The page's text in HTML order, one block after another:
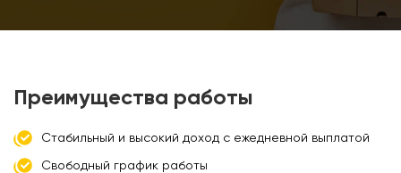
Преимущества работы
Стабильный и высокий доход с ежедневной выплатой
Свободный график работы